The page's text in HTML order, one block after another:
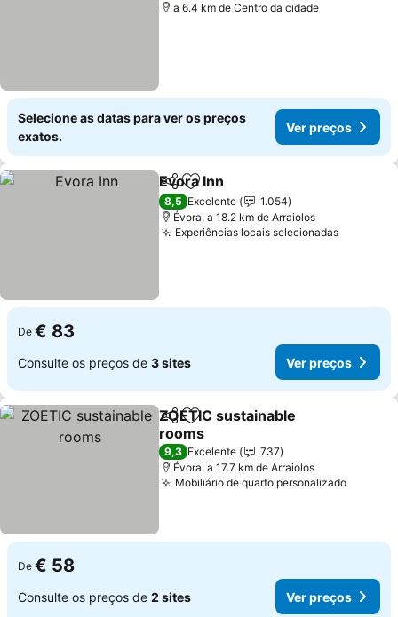
a 6.4 km de Centro da cidade
Selecione as datas para ver os preços
exatos.
Ver preços
PartilharAdicionar aos favoritos
Evora Inn
8,5 Excelente
1.054
Évora, a 18.2 km de Arraiolos
Experiências locais selecionadasVer
De € 83
Consulte os preços de 3 sites Ver preços
PartilharAdicionar aos favoritos
ZOETIC sustainable
rooms
Ver preços
9,3 Excelente
737
Évora, a 17.7 km de Arraiolos
Mobiliário de quarto personalizadoVer
De € 58
Consulte os preços de 2 sites Ver preços